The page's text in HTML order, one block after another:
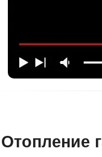
Отопление